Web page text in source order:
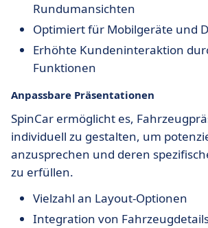
Rundumansichten
Optimiert für Mobilgeräte und
Erhöhte Kundeninteraktion
Funktionen
Anpassbare Präsentationen
SpinCar ermöglicht es,
individuell zu gestalten, um
anzusprechen und deren
zu erfüllen.
Vielzahl an Layout-Optionen
Integration von